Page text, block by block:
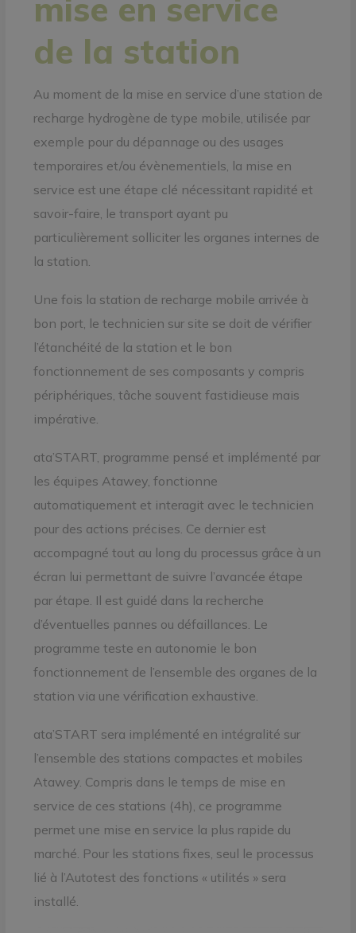
mise en service
de la station
Au moment de la mise en service d’une station de
recharge hydrogène de type mobile, utilisée par
exemple pour du dépannage ou des usages
temporaires et/ou évènementiels, la mise en
service est une étape clé nécessitant rapidité et
savoir-faire, le transport ayant pu
particulièrement solliciter les organes internes de
la station.
Une fois la station de recharge mobile arrivée à
bon port, le technicien sur site se doit de vérifier
l’étanchéité de la station et le bon
fonctionnement de ses composants y compris
périphériques, tâche souvent fastidieuse mais
impérative.
ata’START, programme pensé et implémenté par
les équipes Atawey, fonctionne
automatiquement et interagit avec le technicien
pour des actions précises. Ce dernier est
accompagné tout au long du processus grâce à un
écran lui permettant de suivre l’avancée étape
par étape. Il est guidé dans la recherche
d’éventuelles pannes ou défaillances. Le
programme teste en autonomie le bon
fonctionnement de l’ensemble des organes de la
station via une vérification exhaustive.
ata’START sera implémenté en intégralité sur
l’ensemble des stations compactes et mobiles
Atawey. Compris dans le temps de mise en
service de ces stations (4h), ce programme
permet une mise en service la plus rapide du
marché. Pour les stations fixes, seul le processus
lié à l’Autotest des fonctions « utilités » sera
installé.